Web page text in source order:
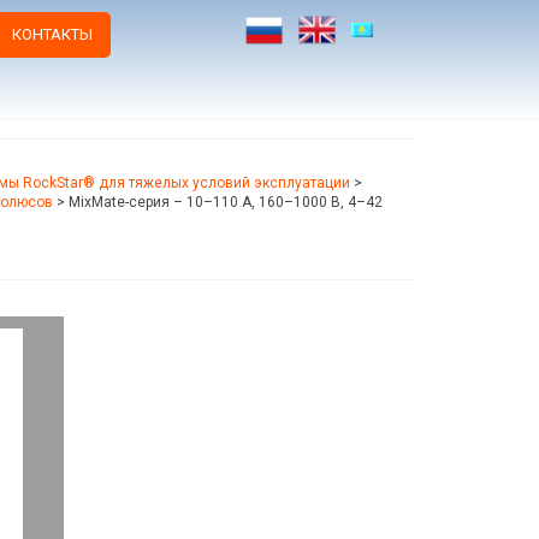
КОНТАКТЫ
RockStar® для тяжелых условий эксплуатации >
> MixMate-серия – 10–110 А, 160–1000 В, 4–42